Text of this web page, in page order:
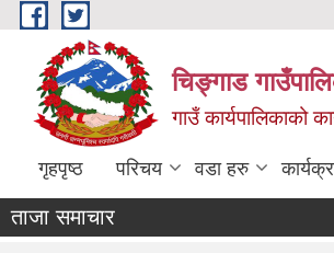
Skip to main content
चिङ्गाड
गाउँ कार्यपालिकाको
गृहपृष्ठ परिचय वडा हरु
ताजा समाचार